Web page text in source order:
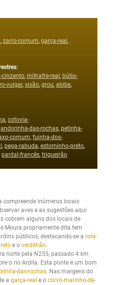
, zarro-comum, garça-real ,
:
cinzento, milhafre-real , bútio-
vulgar, sisão, grou, abibe,
, cotovia-
andorinha-das-rochas, petinha-
comum, fuinha-dos-
, pega-rabuda, estorninho-preto,
pardal-francês, trigueirão
compreende inúmeros locais
aves e as sugestões aqui
cobrem alguns dos locais de
Moura propriamente dita tem
públicos, destacando-se a rola-
e o verdilhão.
norte pela N255, passado 4 km
o rio Ardila. Esta ponte é um bom
das-rochas. Nas margens do
a garça-real e o corvo-marinho-de-